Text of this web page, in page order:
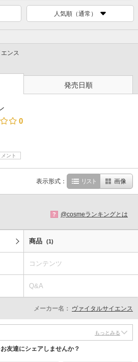
人気順（通常）
ンス
発売日順
0
ント
表示形式： リスト 画像
? @cosmeランキングとは
商品 (1)
コンテンツ
Q&A
メーカー名： ヴァイタルサイエンス
もっとみる
友達にシェアしませんか？